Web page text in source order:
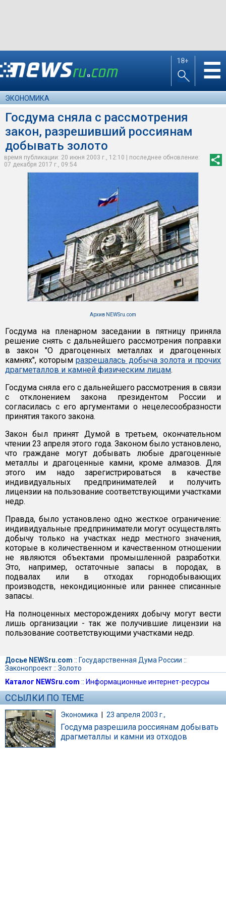
18+ ☰
ЭКОНОМИКА
Госдума сняла с рассмотрения
закон, разрешивший россиянам
добывать золото
время публикации: 20 июня 2003 г., 12:10 | последнее обновление:
07 декабря 2017 г., 09:54
Архив NEWSru.com
Госдума на пленарном заседании в пятницу приняла
решение снять с дальнейшего рассмотрения поправки
в закон "О драгоценных металлах и драгоценных
камнях", которымразрешалась добыча золота и прочих
драгметаллов и камней физическим лицам.
Госдума сняла его с дальнейшего рассмотрения в связи
с отклонением закона президентом России и
согласилась с его аргументами о нецелесообразности
принятия такого закона.
Закон был принят Думой в третьем, окончательном
чтении 23 апреля этого года. Законом было установлено,
что граждане могут добывать любые драгоценные
металлы и драгоценные камни, кроме алмазов. Для
этого им надо зарегистрироваться в качестве
индивидуальных предпринимателей и получить
лицензии на пользование соответствующими участками
недр.
Правда, было установлено одно жесткое ограничение:
индивидуальные предприниматели могут осуществлять
добычу только на участках недр местного значения,
которые в количественном и качественном отношении
не являются объектами промышленной разработки.
Это, например, остаточные запасы в породах, в
подвалах или в отходах горнодобывающих
производств, некондиционные или раннее списанные
запасы.
На полноценных месторождениях добычу могут вести
лишь организации - так же получившие лицензии на
пользование соответствующими участками недр.
Досье NEWSru.com :: Государственная Дума России ::
Законопроект:: Золото
Каталог NEWSru.com :: Информационные интернет-ресурсы
ССЫЛКИ ПО ТЕМЕ
Экономика | 23 апреля 2003 г.,
Госдума разрешила россиянам добывать
драгметаллы и камни из отходов